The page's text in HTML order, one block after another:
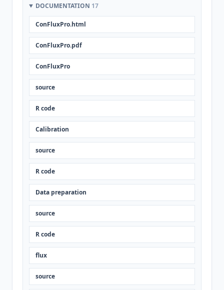
DOCUMENTATION 17
ConFluxPro.html
ConFluxPro.pdf
ConFluxPro
source
R code
Calibration
source
R code
Data preparation
source
R code
flux
source